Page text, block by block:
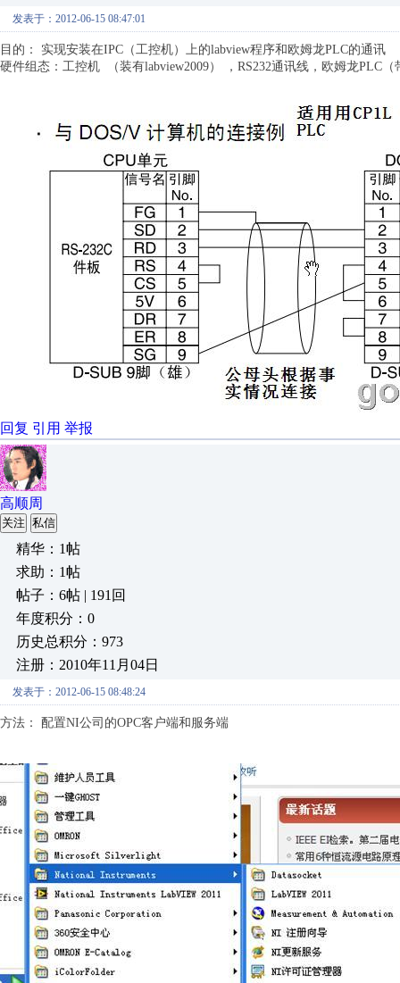
发表于：2012-06-15 08:47:01
目的： 实现安装在IPC（工控机）上的labview程序和欧姆龙PLC的通讯
硬件组态：工控机 （装有labview2009） ，RS232通讯线，欧姆龙
回复 引用 举报
高顺周
关注 私信
精华：1帖
求助：1帖
帖子：6帖 | 191回
年度积分：0
历史总积分：973
注册：2010年11月04日
发表于：2012-06-15 08:48:24
方法： 配置NI公司的OPC客户端和服务端